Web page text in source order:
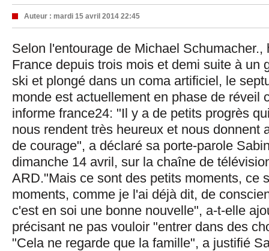
Auteur : mardi 15 avril 2014 22:45
Selon l'entourage de Michael Schumacher.,
France depuis trois mois et demi suite à un
ski et plongé dans un coma artificiel, le
monde est actuellement en phase de réveil
informe france24: "Il y a de petits progrès
nous rendent très heureux et nous donnent
de courage", a déclaré sa porte-parole
dimanche 14 avril, sur la chaîne de
ARD."Mais ce sont des petits moments, ce
moments, comme je l'ai déjà dit, de
c'est en soi une bonne nouvelle", a-t-elle
précisant ne pas vouloir "entrer dans des
"Cela ne regarde que la famille", a justifié